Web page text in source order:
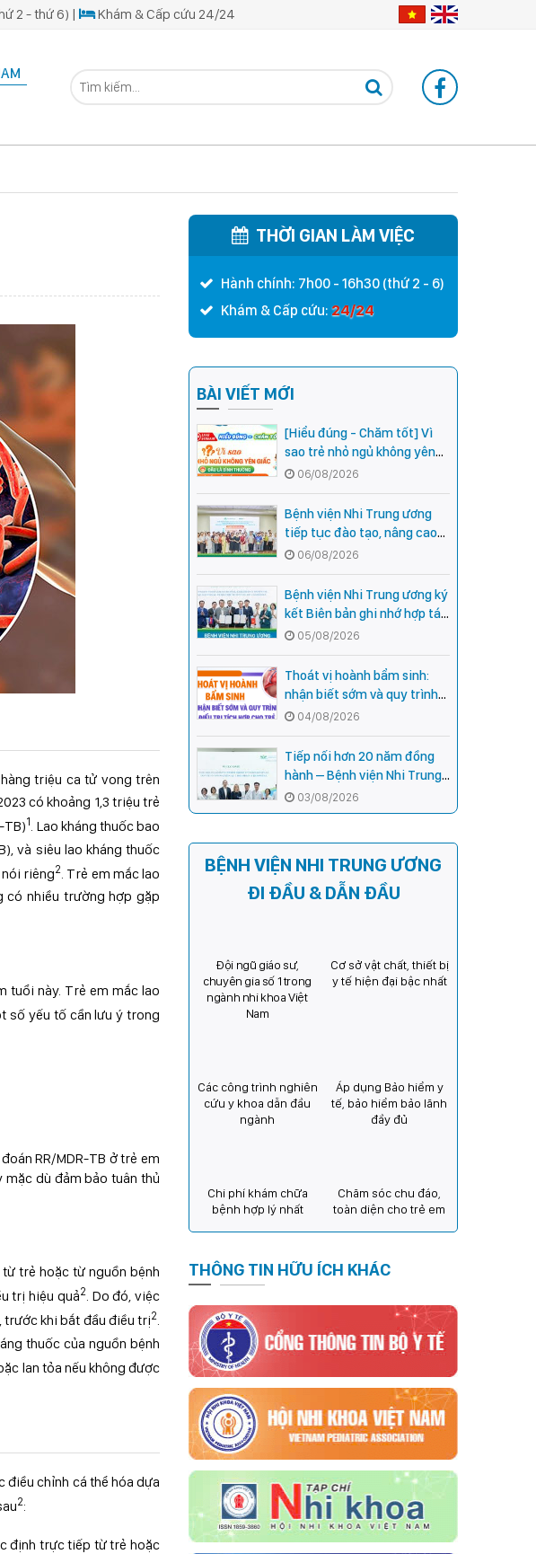
2 - thứ 6) | Khám & Cấp cứu 24/24
triệu ca tử vong trên
có khoảng 1,3 triệu trẻ
TB)1. Lao kháng thuốc bao
và siêu lao kháng thuốc
riêng2. Trẻ em mắc lao
có nhiều trường hợp gặp
tuổi này. Trẻ em mắc lao
số yếu tố cần lưu ý trong
RR/MDR-TB ở trẻ em
dù đảm bảo tuân thủ
trẻ hoặc từ nguồn bệnh
trị hiệu quả2. Do đó, việc
trước khi bắt đầu điều trị2.
thuốc của nguồn bệnh
lan tỏa nếu không được
chỉnh cá thể hóa dựa
2:
định trực tiếp từ trẻ hoặc
THỜI GIAN LÀM VIỆC
Hành chính: 7h00 - 16h30 (thứ 2 - 6)
Khám & Cấp cứu: 24/24
BÀI VIẾT MỚI
[Hiểu đúng - Chăm tốt] Vì
sao trẻ nhỏ ngủ không yên
giấc - Đâu là bình thường,
đâu là dấu hiệu cần đi khám
ngay?
06/08/2026
Bệnh viện Nhi Trung ương
tiếp tục đào tạo, nâng cao
năng lực khám, chữa bệnh
Nhi khoa cho cán bộ y tế tại
các tỉnh miền núi phía Bắc
06/08/2026
Bệnh viện Nhi Trung ương ký
kết Biên bản ghi nhớ hợp tác
với Bệnh viện Nhi Quốc gia
Campuchia
05/08/2026
Thoát vị hoành bẩm sinh:
nhận biết sớm và quy trình
điều trị tích hợp cho trẻ -
chia sẻ từ các chuyên gia
hàng đầu của Bệnh Viện Nhi
Trung ương
04/08/2026
Tiếp nối hơn 20 năm đồng
hành – Bệnh viện Nhi Trung
ương và Tổ chức Orbis (Hoa
Kỳ) tăng cường hợp tác, mở
03/08/2026
BỆNH VIỆN NHI TRUNG ƯƠNG
ĐI ĐẦU & DẪN ĐẦU
Đội ngũ giáo sư,
chuyên gia số 1 trong
ngành nhi khoa Việt
Nam
Cơ sở vật chất, thiết bị
y tế hiện đại bậc nhất
Các công trình nghiên
cứu y khoa dẫn đầu
ngành
Áp dụng Bảo hiểm y
tế, bảo hiểm bảo lãnh
đầy đủ
Chi phí khám chữa
bệnh hợp lý nhất
Chăm sóc chu đáo,
toàn diện cho trẻ em
THÔNG TIN HỮU ÍCH KHÁC